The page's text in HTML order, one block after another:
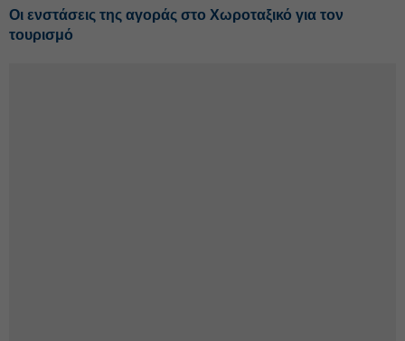
Οι ενστάσεις της αγοράς στο Χωροταξικό για τον
τουρισμό